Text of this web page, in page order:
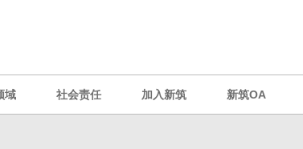
域 社会责任 加入新筑 新筑OA